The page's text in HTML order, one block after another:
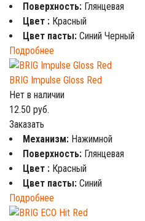
Поверхность: Глянцевая
Цвет : Красный
Цвет пасты: Синий Черный
Подробнее
BRIG Impulse Gloss Red
Нет в наличии
12.50 руб.
Заказать
Механизм: Нажимной
Поверхность: Глянцевая
Цвет : Красный
Цвет пасты: Синий
Подробнее